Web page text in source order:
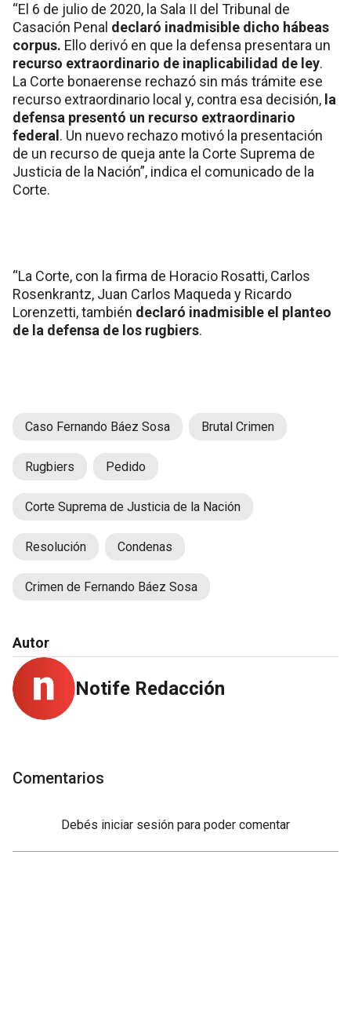
“El 6 de julio de 2020, la Sala II del Tribunal de
Casación Penal declaró inadmisible dicho hábeas
corpus. Ello derivó en que la defensa presentara un
recurso extraordinario de inaplicabilidad de ley.
La Corte bonaerense rechazó sin más trámite ese
recurso extraordinario local y, contra esa decisión, la
defensa presentó un recurso extraordinario
federal . Un nuevo rechazo motivó la presentación
de un recurso de queja ante la Corte Suprema de
Justicia de la Nación”, indica el comunicado de la
Corte.
“La Corte, con la firma de Horacio Rosatti, Carlos
Rosenkrantz, Juan Carlos Maqueda y Ricardo
Lorenzetti, también declaró inadmisible el planteo
de la defensa de los rugbiers.
Caso Fernando Báez Sosa Brutal Crimen
Rugbiers Pedido
Corte Suprema de Justicia de la Nación
Resolución Condenas
Crimen de Fernando Báez Sosa
Autor
Notife Redacción
Comentarios
Debés iniciar sesión para poder comentar